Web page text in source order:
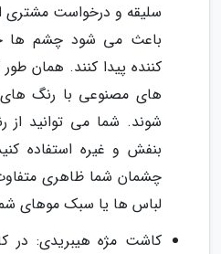
سلیقه و درخواست
باعث می شود چشم ها
کننده پیدا کنند. همان
های مصنوعی با رنگ
شوند. شما می توانید از
بنفش و غیره استفاده
چشمان شما ظاهری
لباس ها یا سبک موهای
کاشت مژه هیبریدی: در